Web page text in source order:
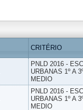
CRITÉRIO
PNLD 2016 -
URBANAS 1º A
MEDIO
PNLD 2016 -
URBANAS 1º A
MEDIO